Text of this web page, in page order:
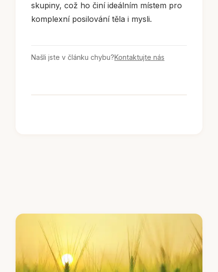
skupiny, což ho činí ideálním místem pro
komplexní posilování těla i mysli.
Našli jste v článku chybu?Kontaktujte nás